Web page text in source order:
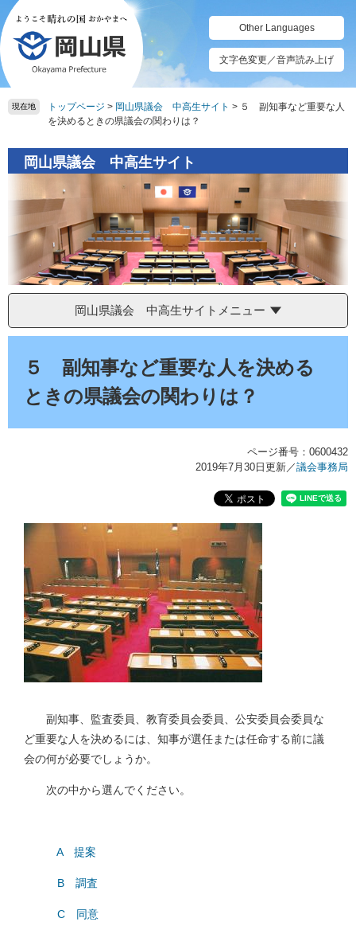
ペ
ー
ジ
の
先
頭
メ
ニ
ュ
ー
を
飛
文
Other Languages
文字色変更／音声読み上げ
現在地 トップページ > 岡山県議会 中高生サイト > ５ 副知事など重要な人
を決めるときの県議会の関わりは？
岡山県議会 中高生サイト
岡山県議会 中高生サイトメニュー
５ 副知事など重要な人を決める
ときの県議会の関わりは？
ページ番号：0600432
2019年7月30日更新 ／議会事務局
副知事、監査委員、教育委員会委員、公安委員会委員な
ど重要な人を決めるには、知事が選任または任命する前に議
会の何が必要でしょうか。
次の中から選んでください。
A 提案
B 調査
C 同意